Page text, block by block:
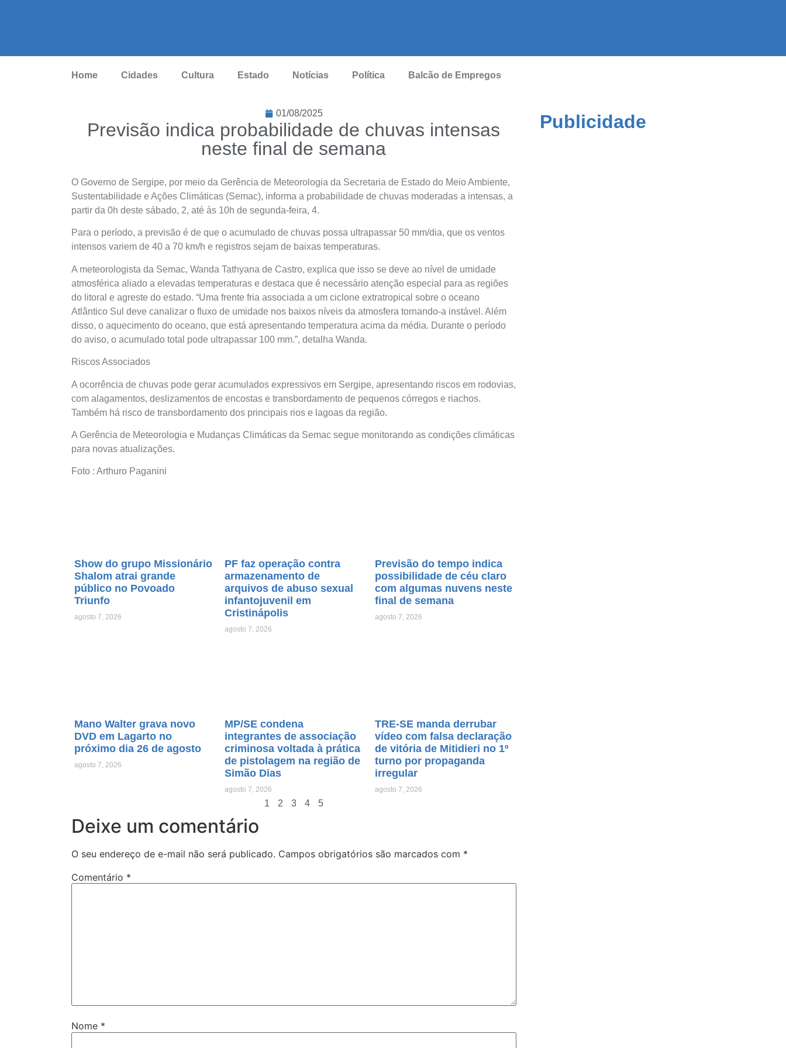
Home Cidades Cultura Estado Notícias Política Balcão de Empregos
01/08/2025
Previsão indica probabilidade de chuvas intensas
neste final de semana
O Governo de Sergipe, por meio da Gerência de Meteorologia da Secretaria de Estado do Meio Ambiente,
Sustentabilidade e Ações Climáticas (Semac), informa a probabilidade de chuvas moderadas a intensas, a
partir da 0h deste sábado, 2, até às 10h de segunda-feira, 4.
Para o período, a previsão é de que o acumulado de chuvas possa ultrapassar 50 mm/dia, que os ventos
intensos variem de 40 a 70 km/h e registros sejam de baixas temperaturas.
A meteorologista da Semac, Wanda Tathyana de Castro, explica que isso se deve ao nível de umidade
atmosférica aliado a elevadas temperaturas e destaca que é necessário atenção especial para as regiões
do litoral e agreste do estado. “Uma frente fria associada a um ciclone extratropical sobre o oceano
Atlântico Sul deve canalizar o fluxo de umidade nos baixos níveis da atmosfera tornando-a instável. Além
disso, o aquecimento do oceano, que está apresentando temperatura acima da média. Durante o período
do aviso, o acumulado total pode ultrapassar 100 mm.”, detalha Wanda.
Riscos Associados
A ocorrência de chuvas pode gerar acumulados expressivos em Sergipe, apresentando riscos em rodovias,
com alagamentos, deslizamentos de encostas e transbordamento de pequenos córregos e riachos.
Também há risco de transbordamento dos principais rios e lagoas da região.
A Gerência de Meteorologia e Mudanças Climáticas da Semac segue monitorando as condições climáticas
para novas atualizações.
Foto : Arthuro Paganini
Show do grupo Missionário
Shalom atrai grande
público no Povoado
Triunfo
agosto 7, 2026
PF faz operação contra
armazenamento de
arquivos de abuso sexual
infantojuvenil em
Cristinápolis
agosto 7, 2026
Previsão do tempo indica
possibilidade de céu claro
com algumas nuvens neste
final de semana
agosto 7, 2026
Mano Walter grava novo
DVD em Lagarto no
próximo dia 26 de agosto
agosto 7, 2026
MP/SE condena
integrantes de associação
criminosa voltada à prática
de pistolagem na região de
Simão Dias
agosto 7, 2026
TRE-SE manda derrubar
vídeo com falsa declaração
de vitória de Mitidieri no 1º
turno por propaganda
irregular
agosto 7, 2026
1 2 3 4 5
Deixe um comentário
O seu endereço de e-mail não será publicado. Campos obrigatórios são marcados com *
Comentário *
Nome *
Publicidade